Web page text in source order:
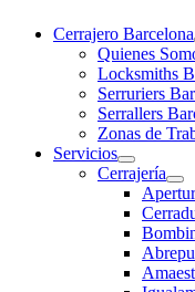
Cerrajero Barcelona
Quienes
Locksmiths
Serruriers
Serrallers
Zonas de
Servicios
Cerrajería